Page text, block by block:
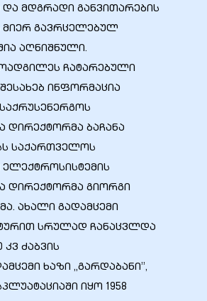
და მდგრადი განვითარების
მიერ გავრცელებულ
აღნიშნული.
ჩატარებული
ინფორმაცია
დირექტორმა ბაჩანა
საქართველოს
დირექტორმა გიორგი
ახალი გადამცემი
სრულად ჩანაცვლდა
კვ ძაბვის
ხაზი „გარდაბანი”,
იყო 1958